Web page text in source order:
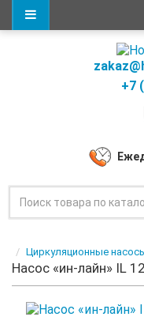
+7
Циркуляционные
Насос «ин-лайн» IL